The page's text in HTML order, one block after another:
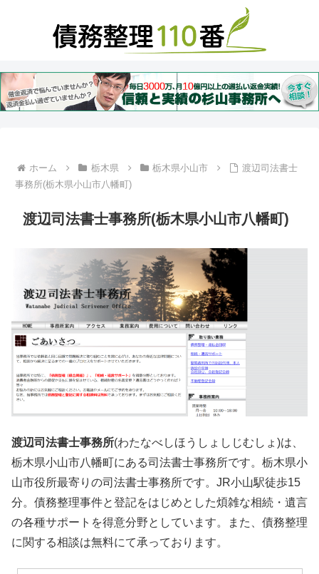
ホーム 栃木県 栃木県小山市
渡辺司法書士
事務所(栃木県小山市八幡町)
渡辺司法書士事務所(栃木県小山市八幡町)
渡辺司法書士事務所(わたなべしほうしょしじむしょ)は、
栃木県小山市八幡町にある司法書士事務所です。栃木県小
山市役所最寄りの司法書士事務所です。JR小山駅徒歩15
分。債務整理事件と登記をはじめとした煩雑な相続・遺言
の各種サポートを得意分野としています。また、債務整理
に関する相談は無料にて承っております。